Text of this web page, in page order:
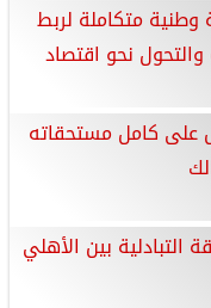
متكاملة لربط
نحو اقتصاد
على كامل مستحقاته
التبادلية بين الأهلي